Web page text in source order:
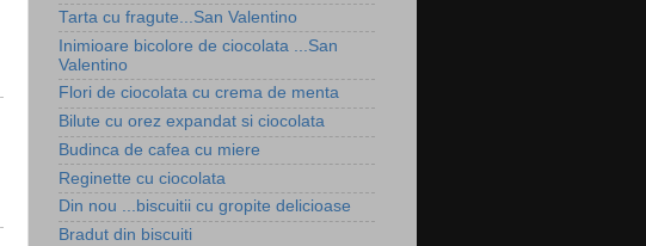
Tarta cu fragute...San Valentino
Inimioare bicolore de ciocolata ...San
Valentino
Flori de ciocolata cu crema de menta
Bilute cu orez expandat si ciocolata
Budinca de cafea cu miere
Reginette cu ciocolata
Din nou ...biscuitii cu gropite delicioase
Bradut din biscuiti